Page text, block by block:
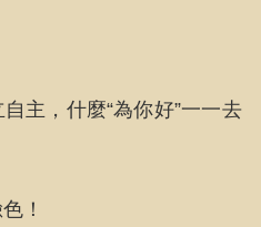
主，什麼“為你好”一一去
！